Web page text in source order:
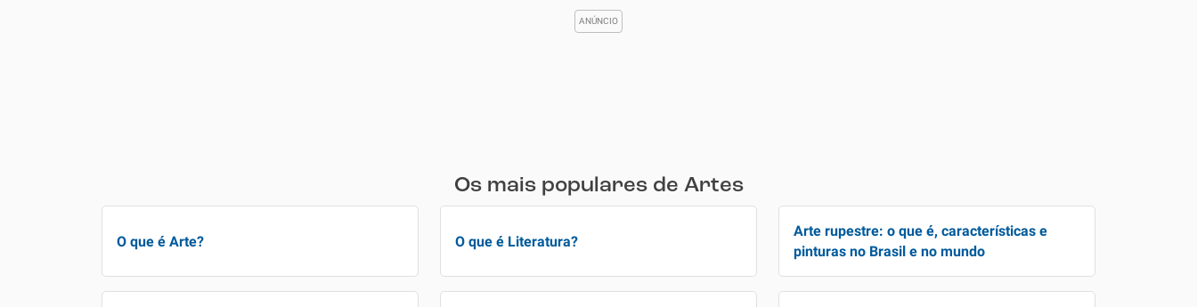
Os mais populares de Artes
O que é Arte? O que é Literatura?
Arte rupestre: o que é, características e
pinturas no Brasil e no mundo